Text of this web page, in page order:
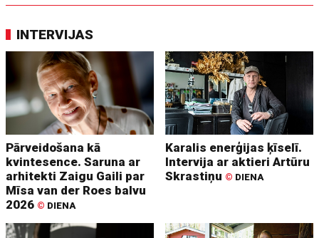
INTERVIJAS
Pārveidošana kā
kvintesence. Saruna ar
arhitekti Zaigu Gaili par
Mīsa van der Roes balvu
2026 © DIENA
Karalis enerģijas ķīselī.
Intervija ar aktieri Artūru
Skrastiņu © DIENA